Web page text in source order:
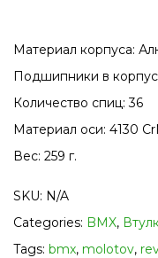
Материал корпуса:
Подшипники в
Количество спиц: 36
Материал оси: 4130
Вес: 259 г.
SKU: N/A
Categories: BMX,
Tags: bmx, molotov,